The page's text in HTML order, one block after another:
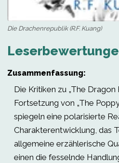
Die Drachenrepublik (R.F. Kuang)
Zusammenfassung:
Die Kritiken zu „The Dragon
Fortsetzung von „The
spiegeln eine polarisierte
Charakterentwicklung, das
allgemeine erzählerische
einen die fesselnde